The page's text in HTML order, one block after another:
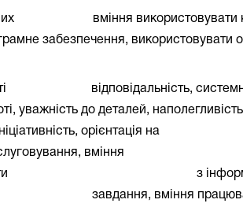
вміння
забезпечення, використовувати
відповідальність,
уважність до деталей,
орієнтація на
вміння
з
завдання, вміння